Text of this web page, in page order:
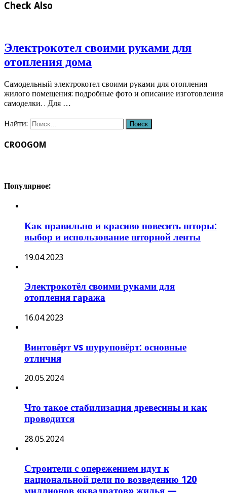
Check Also
Электрокотел своими руками для
отопления дома
Самодельный электрокотел своими руками для отопления
жилого помещения: подробные фото и описание изготовления
самоделки. . Для …
Найти:
CROOGOM
Популярное:
Как правильно и красиво повесить шторы:
выбор и использование шторной ленты
19.04.2023
Электрокотёл своими руками для
отопления гаража
16.04.2023
Винтовёрт vs шуруповёрт: основные
отличия
20.05.2024
Что такое стабилизация древесины и как
проводится
28.05.2024
Строители с опережением идут к
национальной цели по возведению 120
миллионов «квадратов» жилья —